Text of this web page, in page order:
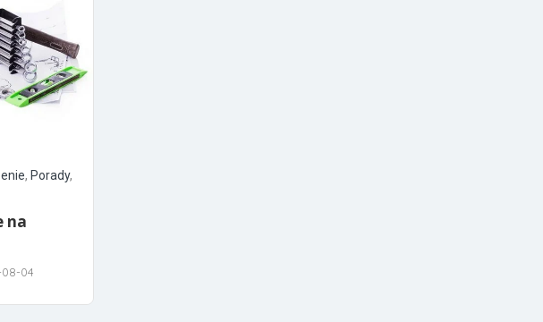
, Porady,
na
04